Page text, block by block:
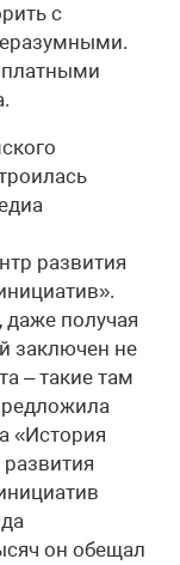
с
развития
даже получая
заключен не
– такие там
«История
он обещал